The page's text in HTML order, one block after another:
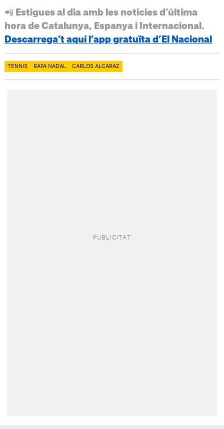
📲 Estigues al dia amb les notícies d’última
hora de Catalunya, Espanya i Internacional.
Descarrega’t aquí l’app gratuïta d’El Nacional
TENNIS RAFA NADAL CARLOS ALCARAZ